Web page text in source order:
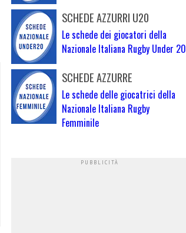
SCHEDE AZZURRI U20
Le schede dei giocatori della
Nazionale Italiana Rugby Under 20
SCHEDE AZZURRE
Le schede delle giocatrici della
Nazionale Italiana Rugby
Femminile